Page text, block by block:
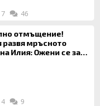
46
отмъщение!
развя мръсното
Илия: Ожени се за
9